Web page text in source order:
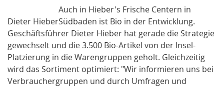
Dieter Hieber
Auch in Hieber's Frische Centern in
Südbaden ist Bio in der Entwicklung.
Geschäftsführer Dieter Hieber hat gerade die Strategie
gewechselt und die 3.500 Bio-Artikel von der Insel-
Platzierung in die Warengruppen geholt. Gleichzeitig
wird das Sortiment optimiert: "Wir informieren uns bei
Verbrauchergruppen und durch Umfragen und